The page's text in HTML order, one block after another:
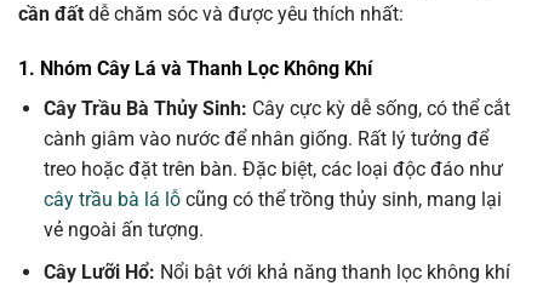
cần đất dễ chăm sóc và được yêu thích nhất:
1. Nhóm Cây Lá và Thanh Lọc Không Khí
Cây Trầu Bà Thủy Sinh: Cây cực kỳ dễ sống, có thể cắt
cành giâm vào nước để nhân giống. Rất lý tưởng để
treo hoặc đặt trên bàn. Đặc biệt, các loại độc đáo như
cây trầu bà lá lỗcũng có thể trồng thủy sinh, mang lại
vẻ ngoài ấn tượng.
Cây Lưỡi Hổ: Nổi bật với khả năng thanh lọc không khí